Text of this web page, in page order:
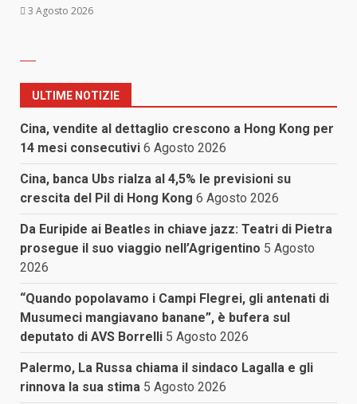
3 Agosto 2026
ULTIME NOTIZIE
Cina, vendite al dettaglio crescono a Hong Kong per
14 mesi consecutivi 6 Agosto 2026
Cina, banca Ubs rialza al 4,5% le previsioni su
crescita del Pil di Hong Kong 6 Agosto 2026
Da Euripide ai Beatles in chiave jazz: Teatri di Pietra
prosegue il suo viaggio nell’Agrigentino 5 Agosto
2026
“Quando popolavamo i Campi Flegrei, gli antenati di
Musumeci mangiavano banane”, è bufera sul
deputato di AVS Borrelli 5 Agosto 2026
Palermo, La Russa chiama il sindaco Lagalla e gli
rinnova la sua stima 5 Agosto 2026